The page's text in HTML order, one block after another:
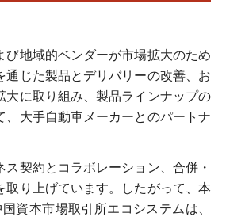
地域的ベンダーが市場拡大のため
じた製品とデリバリーの改善、お
に取り組み、製品ラインナップの
大手自動車メーカーとのパートナ
契約とコラボレーション、合併・
り上げています。したがって、本
資本市場取引所エコシステムは、